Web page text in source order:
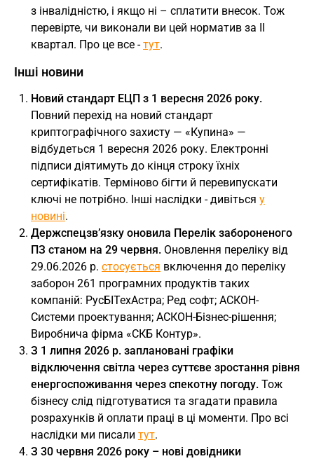
з інвалідністю, і якщо ні – сплатити внесок. Тож
перевірте, чи виконали ви цей норматив за ІІ
квартал. Про це все -тут.
Інші новини
Новий стандарт ЕЦП з 1 вересня 2026 року.
Повний перехід на новий стандарт
криптографічного захисту — «Купина» —
відбудеться 1 вересня 2026 року. Електронні
підписи діятимуть до кінця строку їхніх
сертифікатів. Терміново бігти й перевипускати
ключі не потрібно. Інші наслідки - дивіться у
новині.
Держспецзв’язку оновила Перелік забороненого
ПЗ станом на 29 червня. Оновлення переліку від
29.06.2026 р. стосується включення до переліку
заборон 261 програмних продуктів таких
компаній: РусБІТехАстра; Ред софт; АСКОН-
Системи проектування; АСКОН-Бізнес-рішення;
Виробнича фірма «СКБ Контур».
З 1 липня 2026 р. заплановані графіки
відключення світла через суттєве зростання рівня
енергоспоживання через спекотну погоду. Тож
бізнесу слід підготуватися та згадати правила
розрахунків й оплати праці в ці моменти. Про всі
наслідки ми писали тут.
З 30 червня 2026 року – нові довідники